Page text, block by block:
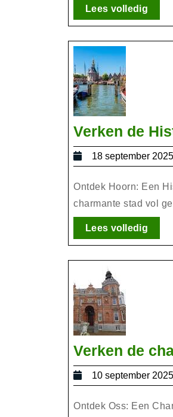
Lees volledigLees
Verken de
18 september 2025
Ontdek Hoorn: Een
charmante stad vol
Lees volledigLees
Verken de
10 september 2025
Ontdek Oss: Een